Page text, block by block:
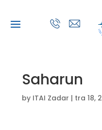
Saharun
by ITAI Zadar | tra 18,